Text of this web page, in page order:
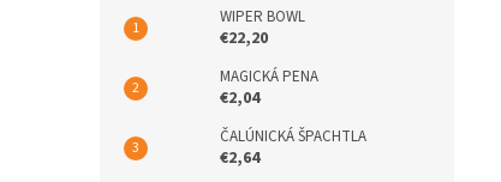
WIPER BOWL
€22,20
MAGICKÁ PENA
€2,04
ČALÚNICKÁ ŠPACHTLA
€2,64